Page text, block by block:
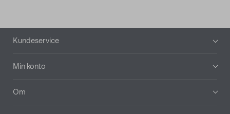
Bunntekst
Kundeservice
Min konto
Om